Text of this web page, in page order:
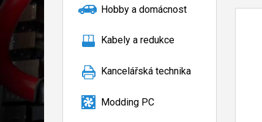
Hobby a domácnost
Kabely a redukce
Kancelářská technika
Modding PC